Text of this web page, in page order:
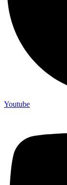
Youtube